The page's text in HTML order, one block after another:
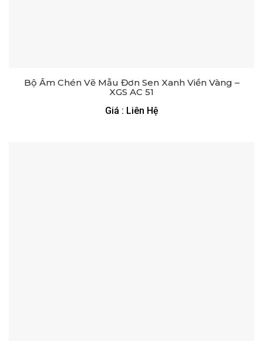
Bộ Ấm Chén Vẽ Mẫu Đơn Sen Xanh Viền Vàng –
XGS AC 51
Giá : Liên Hệ